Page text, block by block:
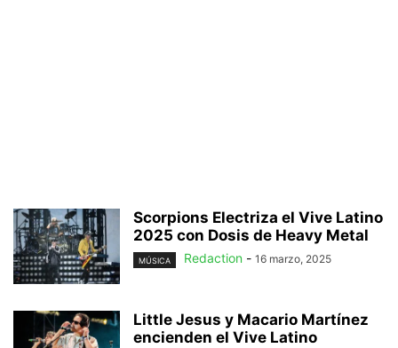
Scorpions Electriza el Vive Latino
2025 con Dosis de Heavy Metal
MÚSICA Redaction - 16 marzo, 2025
Little Jesus y Macario Martínez
encienden el Vive Latino